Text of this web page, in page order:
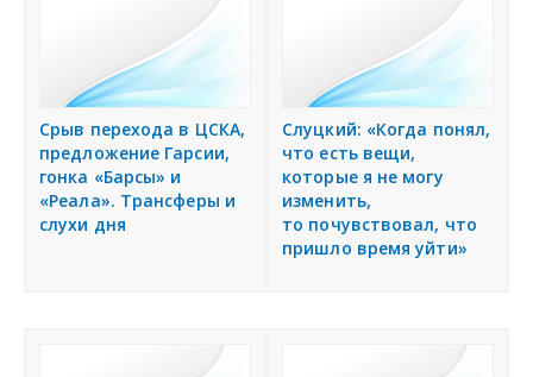
Срыв перехода в ЦСКА,
предложение Гарсии,
гонка «Барсы» и
«Реала». Трансферы и
слухи дня
Слуцкий: «Когда понял,
что есть вещи,
которые я не могу
изменить,
то почувствовал, что
пришло время уйти»